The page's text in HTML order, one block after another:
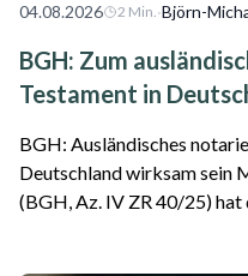
04.08.2026 2 Min.·Björn-
BGH: Zum
Testament in
BGH: Ausländisches
Deutschland wirksam sein Mit Urteil vom 21. Januar 2026
(BGH, Az. IV ZR 40/25)